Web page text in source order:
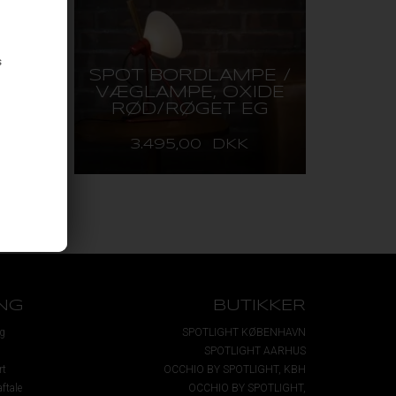
SPOT BORDLAMPE /
VÆGLAMPE, OXIDE
RØD/RØGET EG
3.495,00 DKK
BUTIKKER
SPOTLIGHT KØBENHAVN
SPOTLIGHT AARHUS
OCCHIO BY SPOTLIGHT, KBH
OCCHIO BY SPOTLIGHT,